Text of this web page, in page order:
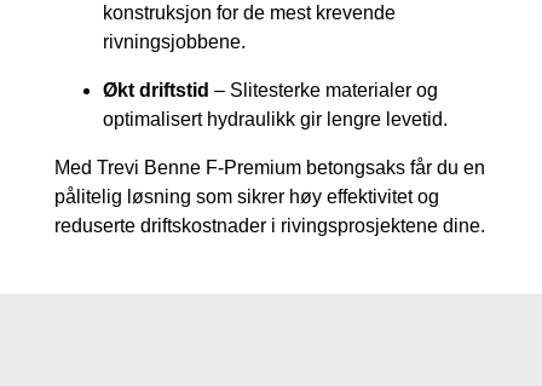
konstruksjon for de mest krevende
rivningsjobbene.
Økt driftstid – Slitesterke materialer og
optimalisert hydraulikk gir lengre levetid.
Med Trevi Benne F-Premium betongsaks får du en
pålitelig løsning som sikrer høy effektivitet og
reduserte driftskostnader i rivingsprosjektene dine.